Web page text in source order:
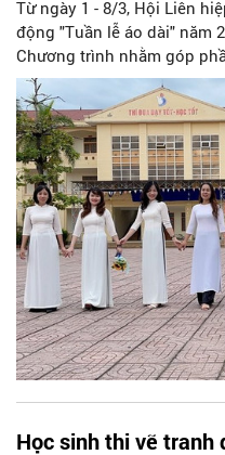
Từ ngày 1 - 8/3, Hội Liên
động "Tuần lễ áo dài" năm
Chương trình nhằm góp
trong đời sống, văn hóa,
niềm tự hào, trách nhiệm
dài.
Học sinh thi vẽ tranh